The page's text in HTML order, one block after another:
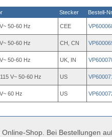
Stecker Bestell-
50-60 Hz CEE
50-60 Hz CH, CN
50-60 Hz UK, IN
V~ 50-60 Hz US
60 Hz US
Shop. Bei Bestellungen